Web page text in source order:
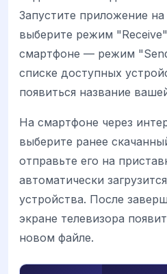
Запустите приложение на
выберите режим
смартфоне — режим
списке доступных
появиться название
На смартфоне через
выберите ранее
отправьте его на
автоматически
устройства. После
экране телевизора
новом файле.